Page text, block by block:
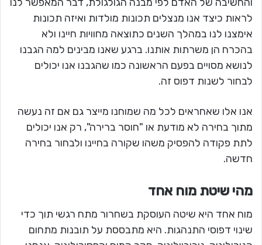
לראות כיצד אנו מנצלים תכונות מולדות ואיזה תכונות
אימצנו לנו במהלך השנים כתוצאה מחוויות חיינו ולא
בהכרח הן משרתות אותנו. ברגע שאנו מבינים למה הגבנו
לנושא מסויים בפעם הראשונה כמו שהגבנו אנו יכולים
לבחור לשנות דפוס זה.
אנו אלו שאחראים לכל מה שמוחנו מייצר גם אם זה נעשה
מתוך בחירה לא מודעת או "חוסר ברירה", רק אנו יכולים
לתת פקודה להפסיק משהו שקורה בחיינו ולבחור בחירה
חדשה.
מהי שיטת מוח אחד
מוח אחד היא שיטה העוסקת בשחרור מתח רגשי תוך כדי
שינוי דפוסי התנהגות. היא מתבססת על תובנות מתחום